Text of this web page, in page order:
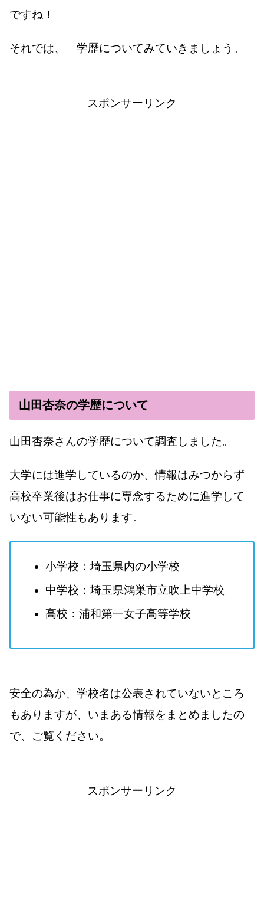
ですね！
それでは、 学歴についてみていきましょう。
スポンサーリンク
山田杏奈の学歴について
山田杏奈さんの学歴について調査しました。
大学には進学しているのか、情報はみつからず
高校卒業後はお仕事に専念するために進学して
いない可能性もあります。
小学校：埼玉県内の小学校
中学校：埼玉県鴻巣市立吹上中学校
高校：浦和第一女子高等学校
安全の為か、学校名は公表されていないところ
もありますが、いまある情報をまとめましたの
で、ご覧ください。
スポンサーリンク